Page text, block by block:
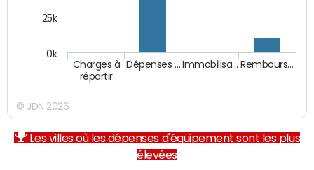
Charges à
répartir
Dépenses … Immobilisa… Rembours…
0k
25k
© JDN 2026
Les villes où les dépenses d'équipement sont les plus
élevées